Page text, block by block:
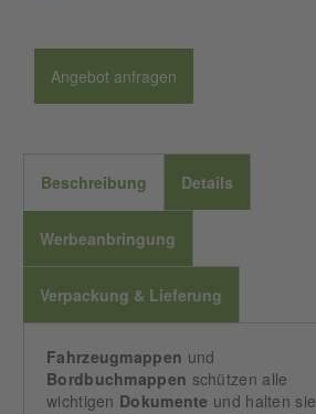
Angebot anfragen
Beschreibung Details
Werbeanbringung
Verpackung & Lieferung
Fahrzeugmappen und
Bordbuchmappen schützen alle
wichtigen Dokumente und halten sie